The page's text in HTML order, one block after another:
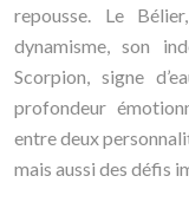
repousse. Le
dynamisme, son
Scorpion, signe
profondeur
entre deux
mais aussi des défis